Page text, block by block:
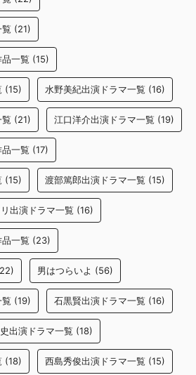
(21)
一覧 (15)
(15) 水野美紀出演ドラマ一覧 (16)
(21) 江口洋介出演ドラマ一覧 (19)
一覧 (17)
(15) 渡部篤郎出演ドラマ一覧 (15)
出演ドラマ一覧 (16)
一覧 (23)
男はつらいよ (56)
(19) 石黒賢出演ドラマ一覧 (16)
出演ドラマ一覧 (18)
(18) 西島秀俊出演ドラマ一覧 (15)